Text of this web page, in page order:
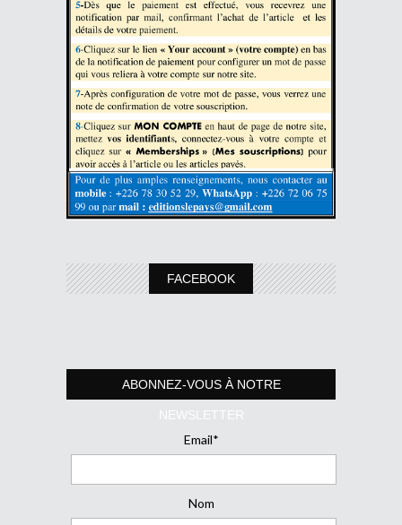
FACEBOOK
ABONNEZ-VOUS À NOTRE
NEWSLETTER
Email*
Nom